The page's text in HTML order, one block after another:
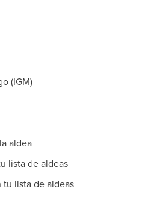
(IGM)
aldea
lista de aldeas
lista de aldeas